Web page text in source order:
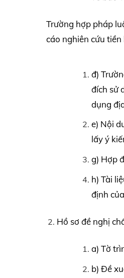
Trường hợp pháp
cáo nghiên cứu
đ)
đích sử
dụng
e) Nội
lấy ý
g) Hợp
h) Tài
định
Hồ sơ đề nghị
a) Tờ
b) Đề